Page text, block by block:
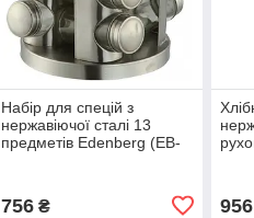
Набір для спецій з
нержавіючої сталі 13
предметів Edenberg (EB-
756₴ 956